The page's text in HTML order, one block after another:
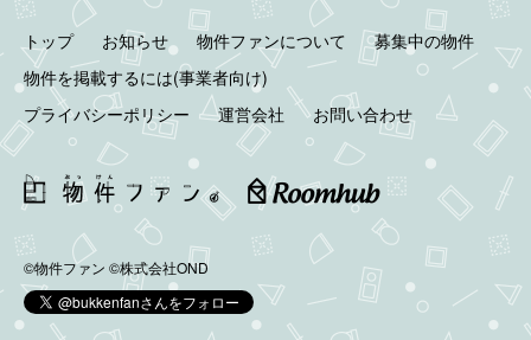
トップ お知らせ 物件ファンについて
募集中の物件
物件を掲載するには(事業者向け)
プライバシーポリシー
運営会社 お問い合わせ
©物件ファン ©株式会社OND